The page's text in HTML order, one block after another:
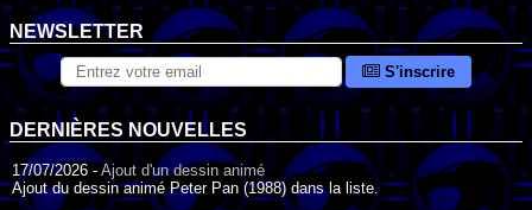
NEWSLETTER
S'inscrire
DERNIÈRES NOUVELLES
17/07/2026 -Ajout d'un dessin animé
Ajout du dessin animé Peter Pan (1988) dans la liste.